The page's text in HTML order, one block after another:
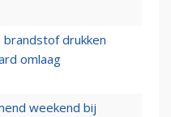
brandstof drukken
omlaag
weekend bij